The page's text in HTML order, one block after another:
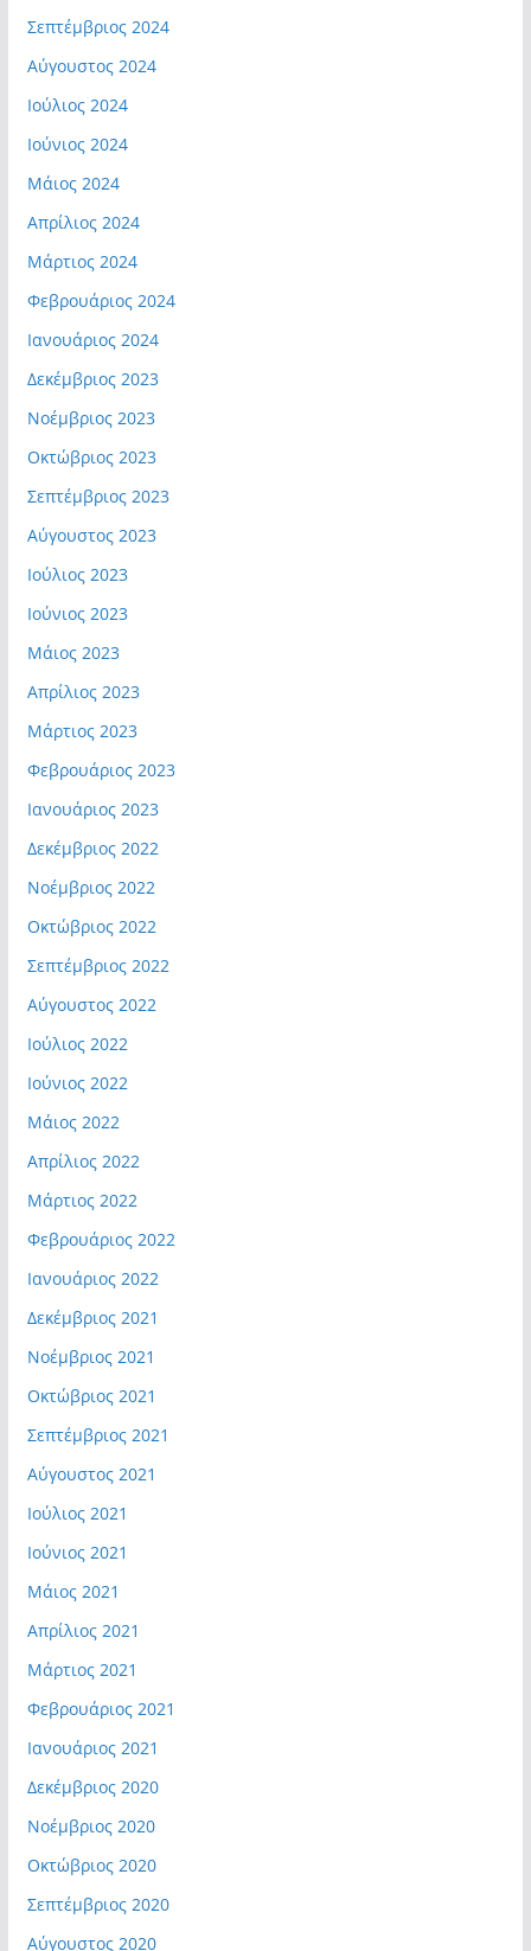
Σεπτέμβριος 2024
Αύγουστος 2024
Ιούλιος 2024
Ιούνιος 2024
Μάιος 2024
Απρίλιος 2024
Μάρτιος 2024
Φεβρουάριος 2024
Ιανουάριος 2024
Δεκέμβριος 2023
Νοέμβριος 2023
Οκτώβριος 2023
Σεπτέμβριος 2023
Αύγουστος 2023
Ιούλιος 2023
Ιούνιος 2023
Μάιος 2023
Απρίλιος 2023
Μάρτιος 2023
Φεβρουάριος 2023
Ιανουάριος 2023
Δεκέμβριος 2022
Νοέμβριος 2022
Οκτώβριος 2022
Σεπτέμβριος 2022
Αύγουστος 2022
Ιούλιος 2022
Ιούνιος 2022
Μάιος 2022
Απρίλιος 2022
Μάρτιος 2022
Φεβρουάριος 2022
Ιανουάριος 2022
Δεκέμβριος 2021
Νοέμβριος 2021
Οκτώβριος 2021
Σεπτέμβριος 2021
Αύγουστος 2021
Ιούλιος 2021
Ιούνιος 2021
Μάιος 2021
Απρίλιος 2021
Μάρτιος 2021
Φεβρουάριος 2021
Ιανουάριος 2021
Δεκέμβριος 2020
Νοέμβριος 2020
Οκτώβριος 2020
Σεπτέμβριος 2020
Αύγουστος 2020